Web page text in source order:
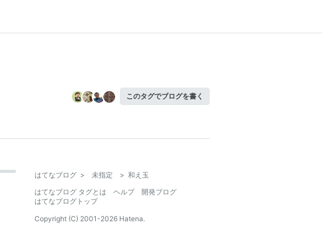
このタグでブログを書く
はてなブログ > 未指定 > 和え玉
はてなブログ タグとは
ヘルプ
開発ブログ
はてなブログトップ
Copyright (C) 2001-2026 Hatena.